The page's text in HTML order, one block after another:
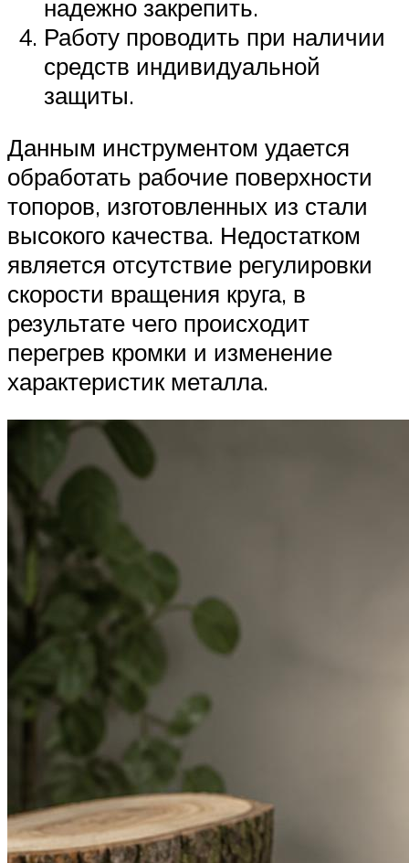
надежно закрепить.
Работу проводить при наличии
средств индивидуальной
защиты.
Данным инструментом удается
обработать рабочие поверхности
топоров, изготовленных из стали
высокого качества. Недостатком
является отсутствие регулировки
скорости вращения круга, в
результате чего происходит
перегрев кромки и изменение
характеристик металла.